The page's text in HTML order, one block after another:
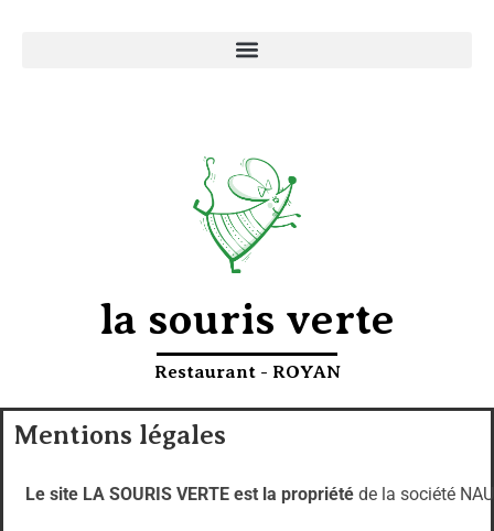
la souris verte
Restaurant - ROYAN
Mentions légales
Le site LA SOURIS VERTE est la propriété de la société